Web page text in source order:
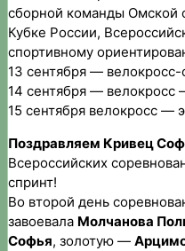
сборной команды Омской
Кубке России,
спортивному
13 сентября — велокросс-
14 сентября — велокросс
15 сентября велокросс —
Поздравляем Кривец
Всероссийских
спринт!
Во второй день
завоевала Молчанова
Софья, золотую —